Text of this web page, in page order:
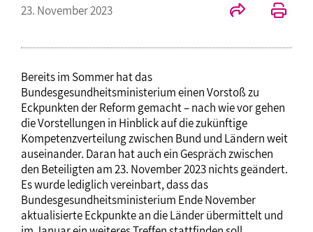
23. November 2023
Bereits im Sommer hat das
Bundesgesundheitsministerium einen Vorstoß zu
Eckpunkten der Reform gemacht – nach wie vor gehen
die Vorstellungen in Hinblick auf die zukünftige
Kompetenzverteilung zwischen Bund und Ländern weit
auseinander. Daran hat auch ein Gespräch zwischen
den Beteiligten am 23. November 2023 nichts geändert.
Es wurde lediglich vereinbart, dass das
Bundesgesundheitsministerium Ende November
aktualisierte Eckpunkte an die Länder übermittelt und